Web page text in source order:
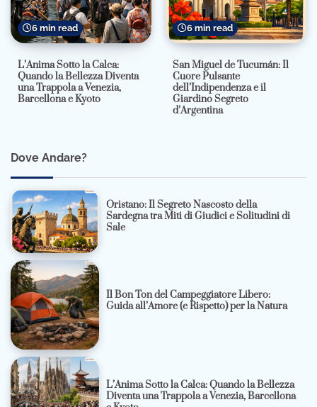
6 min read
L’Anima Sotto la Calca:
Quando la Bellezza Diventa
una Trappola a Venezia,
Barcellona e Kyoto
6 min read
San Miguel de Tucumán: Il
Cuore Pulsante
dell’Indipendenza e il
Giardino Segreto
d’Argentina
Dove Andare?
Oristano: Il Segreto Nascosto della
Sardegna tra Miti di Giudici e Solitudini di
Sale
Il Bon Ton del Campeggiatore Libero:
Guida all’Amore (e Rispetto) per la Natura
L’Anima Sotto la Calca: Quando la Bellezza
Diventa una Trappola a Venezia, Barcellona